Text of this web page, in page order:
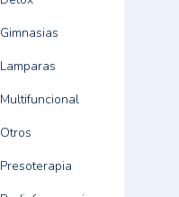
Gimnasias
Lamparas
Multifuncional
Otros
Presoterapia